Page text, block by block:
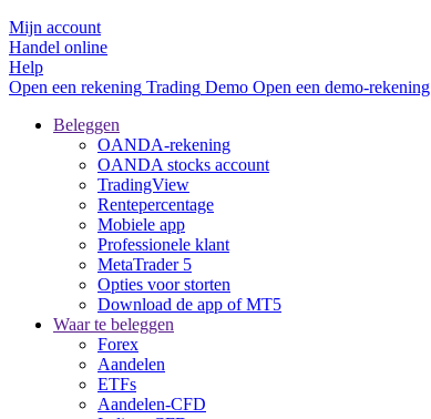
Mijn account
Handel online
Help
Open een rekening Trading Demo Open een demo-rekening
Beleggen
OANDA-rekening
OANDA stocks account
TradingView
Rentepercentage
Mobiele app
Professionele klant
MetaTrader 5
Opties voor storten
Download de app of MT5
Waar te beleggen
Forex
Aandelen
ETFs
Aandelen-CFD